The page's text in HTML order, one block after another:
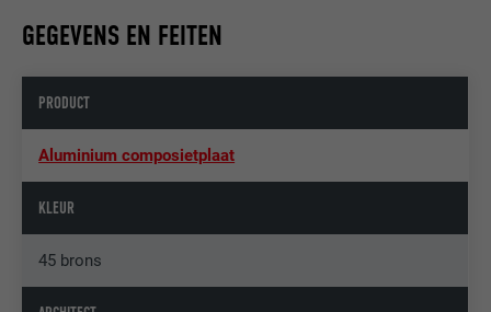
GEGEVENS EN FEITEN
PRODUCT
Aluminium composietplaat
KLEUR
45 brons